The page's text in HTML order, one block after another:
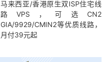
马来西亚/香港原生双ISP住宅线
路VPS，可选CN2
GIA/9929/CMIN2等优质线路，
月付39元起